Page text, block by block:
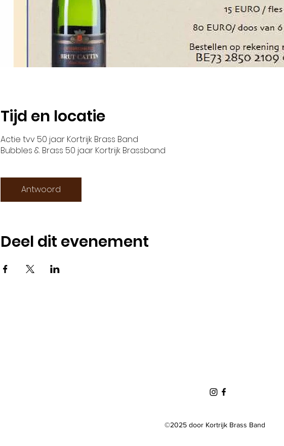
Tijd en locatie
Actie tvv 50 jaar Kortrijk Brass Band
Bubbles & Brass 50 jaar Kortrijk Brassband
Antwoord
Deel dit evenement
©2025 door Kortrijk Brass Band